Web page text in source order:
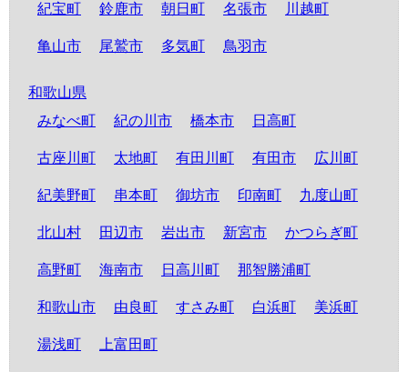
紀宝町 鈴鹿市 朝日町 名張市 川越町
亀山市 尾鷲市 多気町 鳥羽市
和歌山県
みなべ町
紀の川市 橋本市 日高町
古座川町 太地町 有田川町 有田市 広川町
紀美野町 串本町 御坊市 印南町 九度山町
北山村 田辺市 岩出市 新宮市 かつらぎ町
高野町 海南市 日高川町 那智勝浦町
和歌山市 由良町 すさみ町 白浜町 美浜町
湯浅町 上富田町